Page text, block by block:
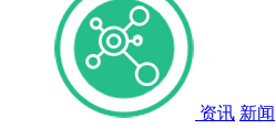
资讯 新闻